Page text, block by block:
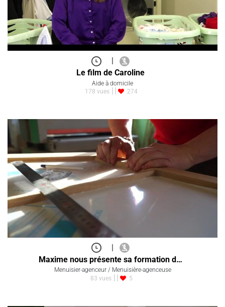
|
Le film de Caroline
Aide à domicile
178 vues
274
|
Maxime nous présente sa formation d…
Menuisier-agenceur / Menuisière-agenceuse
83 vues
5